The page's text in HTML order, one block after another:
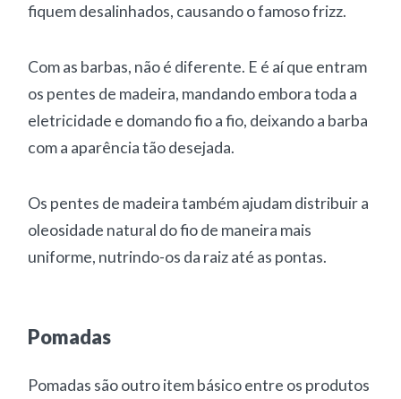
fiquem desalinhados, causando o famoso frizz.
Com as barbas, não é diferente. E é aí que entram
os pentes de madeira, mandando embora toda a
eletricidade e domando fio a fio, deixando a barba
com a aparência tão desejada.
Os pentes de madeira também ajudam distribuir a
oleosidade natural do fio de maneira mais
uniforme, nutrindo-os da raiz até as pontas.
Pomadas
Pomadas são outro item básico entre os produtos